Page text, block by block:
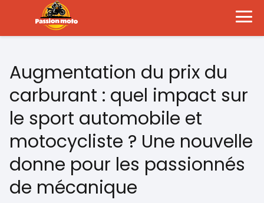
Augmentation du prix du
carburant : quel impact sur
le sport automobile et
motocycliste ? Une nouvelle
donne pour les passionnés
de mécanique